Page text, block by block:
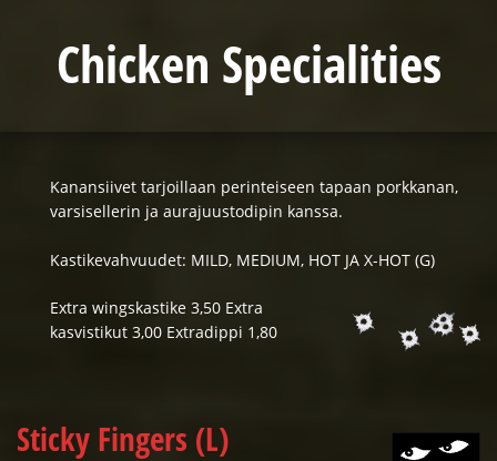
Chicken Specialities
Kanansiivet tarjoillaan perinteiseen tapaan porkkanan,
varsisellerin ja aurajuustodipin kanssa.
Kastikevahvuudet: MILD, MEDIUM, HOT JA X-HOT (G)
Extra wingskastike 3,50 Extra
kasvistikut 3,00 Extradippi 1,80
Sticky Fingers (L)